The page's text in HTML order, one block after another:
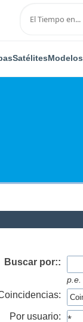
SatélitesModelos
Buscar por::
p.e.
Por usuario: